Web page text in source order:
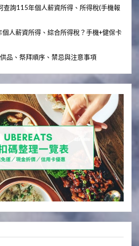
查詢115年個人薪資所得、所得稅(手機報
個人薪資所得、綜合所得稅？手機+健保卡
品、祭拜順序、禁忌與注意事項